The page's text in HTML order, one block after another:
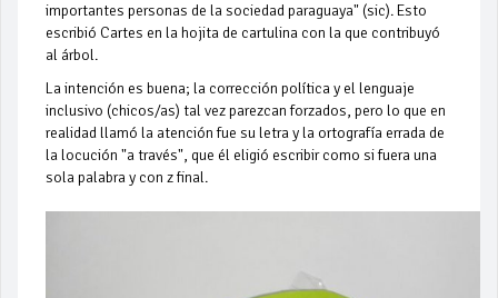
importantes personas de la sociedad paraguaya" (sic). Esto
escribió Cartes en la hojita de cartulina con la que contribuyó
al árbol.
La intención es buena; la corrección política y el lenguaje
inclusivo (chicos/as) tal vez parezcan forzados, pero lo que en
realidad llamó la atención fue su letra y la ortografía errada de
la locución "a través", que él eligió escribir como si fuera una
sola palabra y con z final.